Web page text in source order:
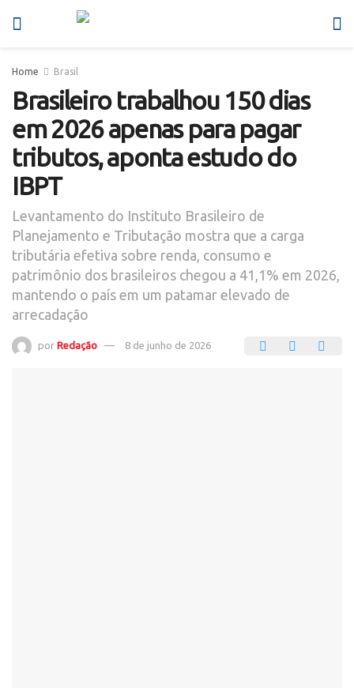
Home Brasil
Brasileiro trabalhou 150 dias
em 2026 apenas para pagar
tributos, aponta estudo do
IBPT
Levantamento do Instituto Brasileiro de
Planejamento e Tributação mostra que a carga
tributária efetiva sobre renda, consumo e
patrimônio dos brasileiros chegou a 41,1% em 2026,
mantendo o país em um patamar elevado de
arrecadação
por Redação 8 de junho de 2026